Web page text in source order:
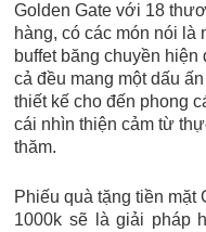
Golden Gate với 18
hàng, có các món nói
buffet băng chuyền
cả đều mang một dấu
thiết kế cho đến phong
cái nhìn thiện cảm từ
thăm.
Phiếu quà tặng tiền mặt
1000k sẽ là giải pháp